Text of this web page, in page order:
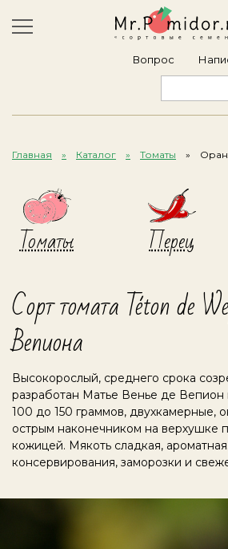
Вопрос
Главная Каталог Томаты
Томаты Перец
Сорт томата Téton de
Вепиона
Высокорослый, среднего срока
разработан Матье Венье де Вепион
100 до 150 граммов, двухкамерные,
острым наконечником на верхушке
кожицей. Мякоть сладкая,
консервирования, заморозки и